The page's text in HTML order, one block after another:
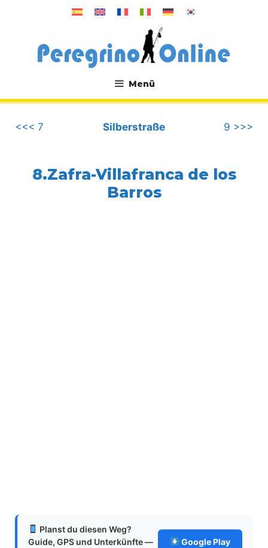
Menü
.
<<< 7
Silberstraße 9 >>>
8.Zafra-Villafranca de los
Barros
Planst du diesen Weg?
Guide, GPS und Unterkünfte —
Google Play